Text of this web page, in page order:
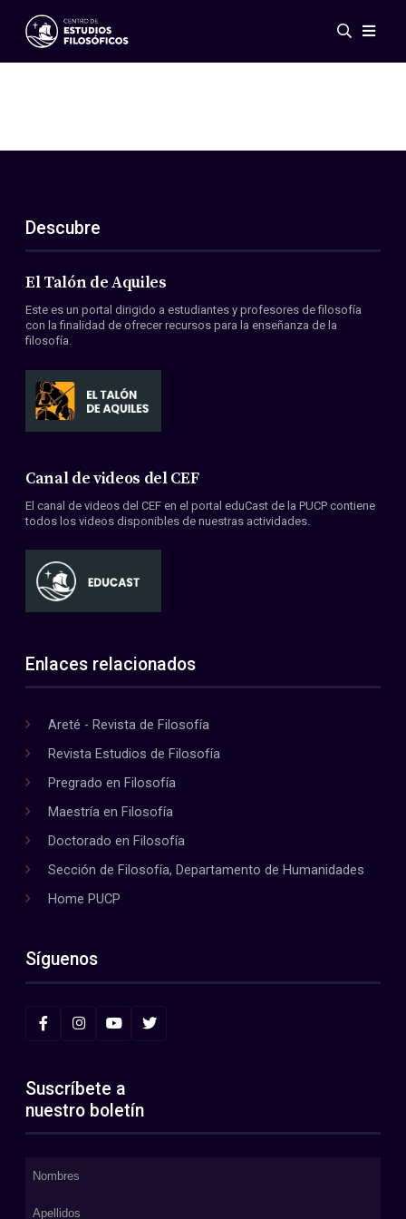
Eventos
ES
EN
Acerca de nosotros
Miembros
Convenios
Descubre
El Talón de Aquiles
Este es un portal dirigido a estudiantes y profesores de filosofía
con la finalidad de ofrecer recursos para la enseñanza de la
filosofía.
Canal de videos del CEF
El canal de videos del CEF en el portal eduCast de la PUCP contiene
todos los videos disponibles de nuestras actividades.
Enlaces relacionados
Areté - Revista de Filosofía
Revista Estudios de Filosofía
Pregrado en Filosofía
Maestría en Filosofía
Doctorado en Filosofía
Sección de Filosofía, Departamento de Humanidades
Home PUCP
Síguenos
Suscríbete a
nuestro boletín